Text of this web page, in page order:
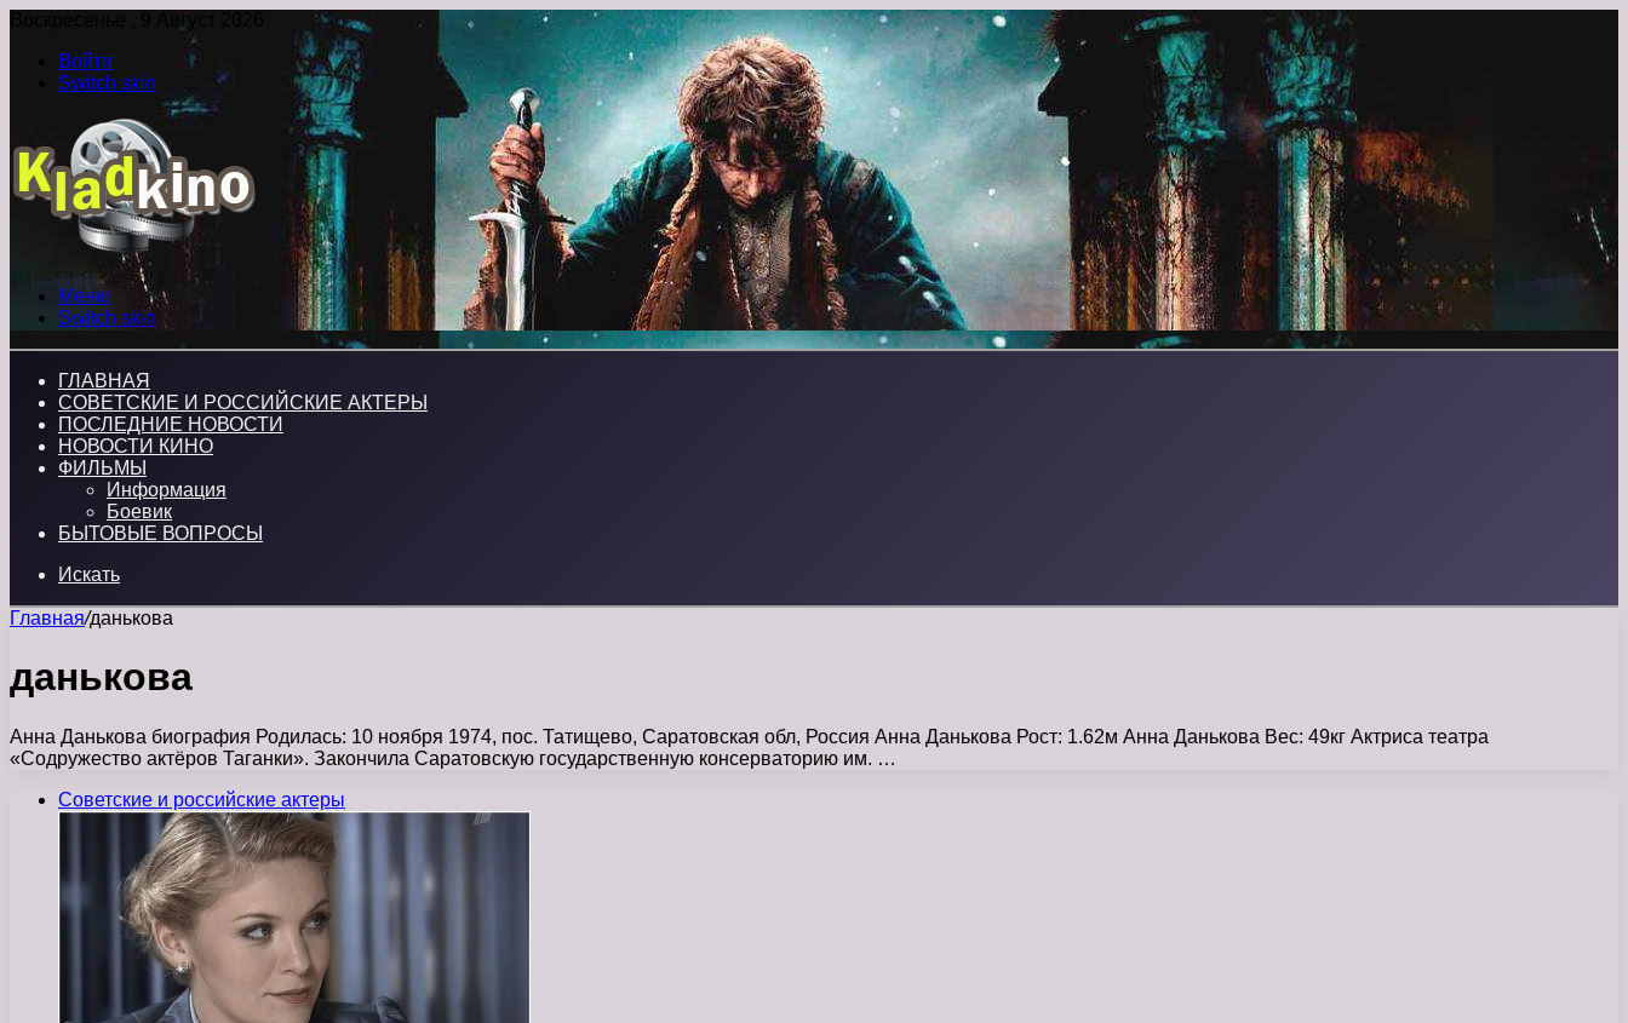
Воскресенье , 9 Август 2026
Войти
Switch skin
Меню
Switch skin
ГЛАВНАЯ
СОВЕТСКИЕ И РОССИЙСКИЕ АКТЕРЫ
ПОСЛЕДНИЕ НОВОСТИ
НОВОСТИ КИНО
ФИЛЬМЫ
Информация
Боевик
БЫТОВЫЕ ВОПРОСЫ
Искать
Главная/данькова
данькова
Анна Данькова биография Родилась: 10 ноября 1974, пос. Татищево, Саратовская обл, Россия Анна Данькова Рост: 1.62м Анна Данькова Вес: 49кг Актриса театра
«Содружество актёров Таганки». Закончила Саратовскую государственную консерваторию им. …
Советские и российские актеры